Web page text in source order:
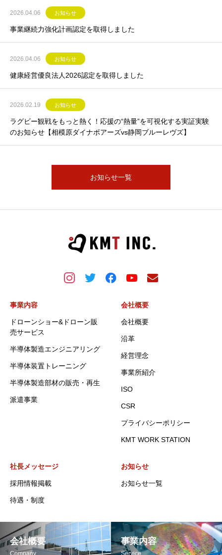
2026.04.06 お知らせ
事業継続力強化計画認定を取得しました
2026.04.06 お知らせ
健康経営優良法人2026認定を取得しました
2026.02.19 お知らせ
ラグビー観戦をもっと熱く！応援の“熱量”を可視化する実証実験
のお知らせ【相模原ダイナボアーズvs静岡ブルーレヴズ】
お知らせ一覧
事業内容
ドローンショー&ドローン販
売サービス
半導体製造エンジニアリング
半導体装置トレーニング
半導体製造部材の販売・再生
派遣事業
会社概要
会社概要
沿革
経営理念
事業所紹介
ISO
CSR
プライバシーポリシー
KMT WORK STATION
社長メッセージ
採用情報掲載
待遇・制度
お知らせ
お知らせ一覧
会社概要
Company
事業内容
Service